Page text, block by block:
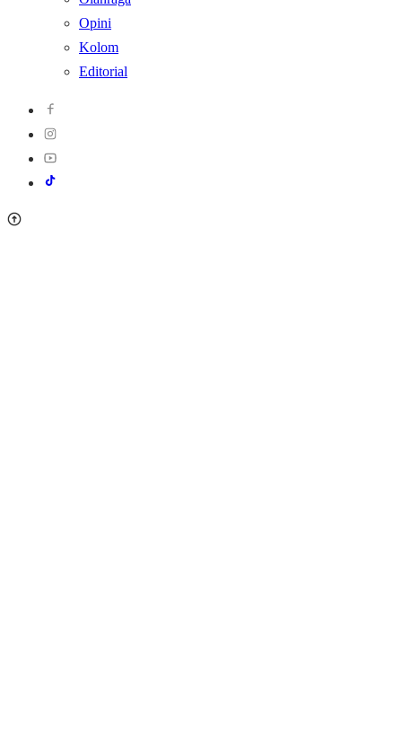
Opini
Kolom
Editorial